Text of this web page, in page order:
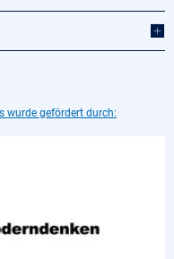
wurde gefördert durch: